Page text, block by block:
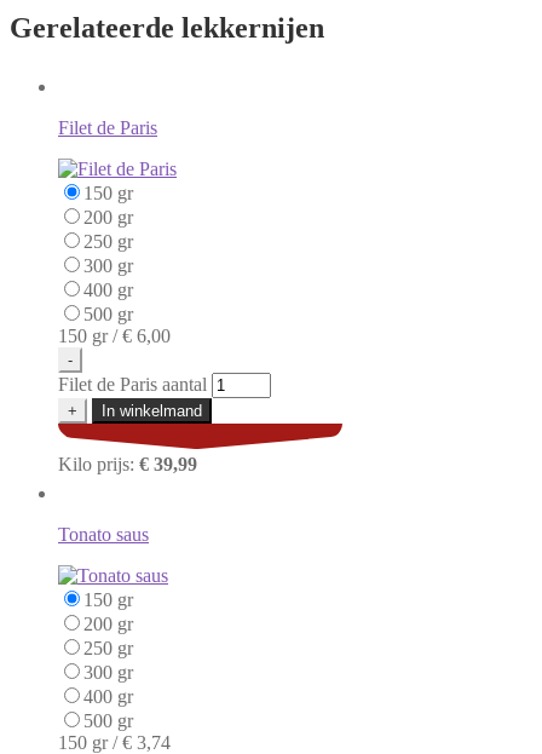
Gerelateerde lekkernijen
Filet de Paris
150 gr
200 gr
250 gr
300 gr
400 gr
500 gr
150 gr /€ 6,00
-
Filet de Paris aantal
+ In winkelmand
Kilo prijs: € 39,99
Tonato saus
150 gr
200 gr
250 gr
300 gr
400 gr
500 gr
150 gr /€ 3,74